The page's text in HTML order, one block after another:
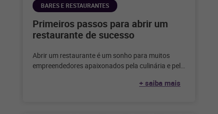
BARES E RESTAURANTES
Primeiros passos para abrir um
restaurante de sucesso
Abrir um restaurante é um sonho para muitos
empreendedores apaixonados pela culinária e pelo
+ saiba mais